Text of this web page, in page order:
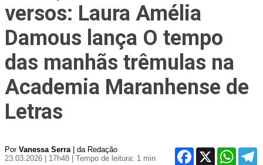
versos: Laura Amélia
Damous lança O tempo
das manhãs trêmulas na
Academia Maranhense de
Letras
Por Vanessa Serra| da Redação
23.03.2026 | 17h48
| Tempo de leitura: 1 min
Facebook
X